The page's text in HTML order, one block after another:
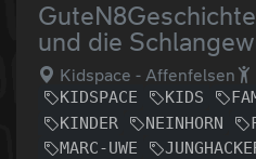
und die
Kidspace - Affenfelsen
KIDSPACE KIDS
KINDER
NEINHORN
MARC-UWE